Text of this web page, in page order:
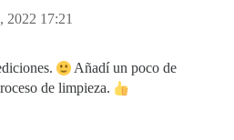
2022 17:21
Añadí un poco de
de limpieza.